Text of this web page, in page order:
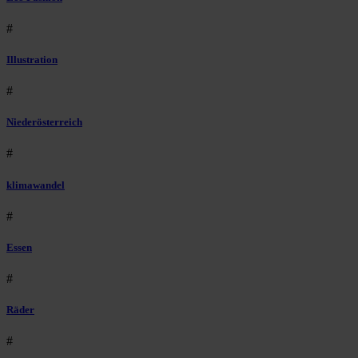
#
Illustration
#
Niederösterreich
#
klimawandel
#
Essen
#
Räder
#